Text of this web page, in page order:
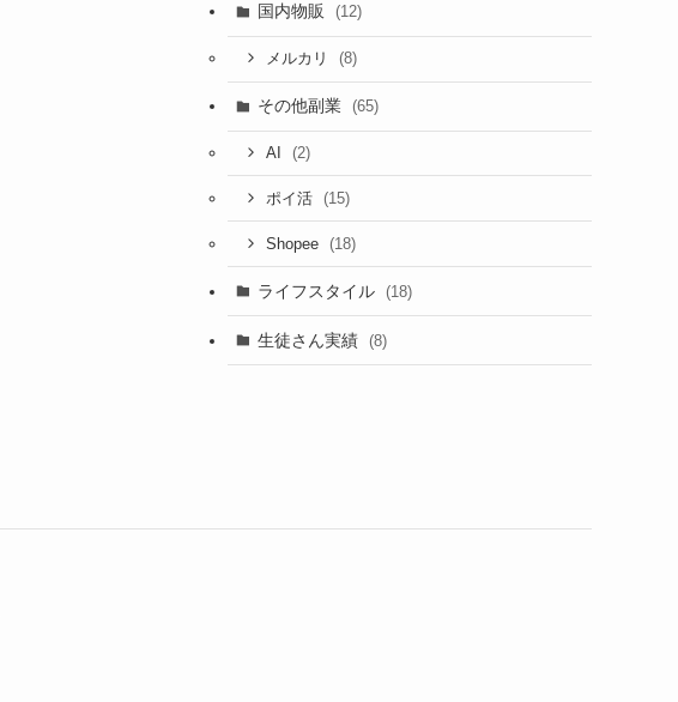
国内物販 (12)
メルカリ (8)
その他副業 (65)
AI (2)
ポイ活 (15)
Shopee (18)
ライフスタイル (18)
生徒さん実績 (8)